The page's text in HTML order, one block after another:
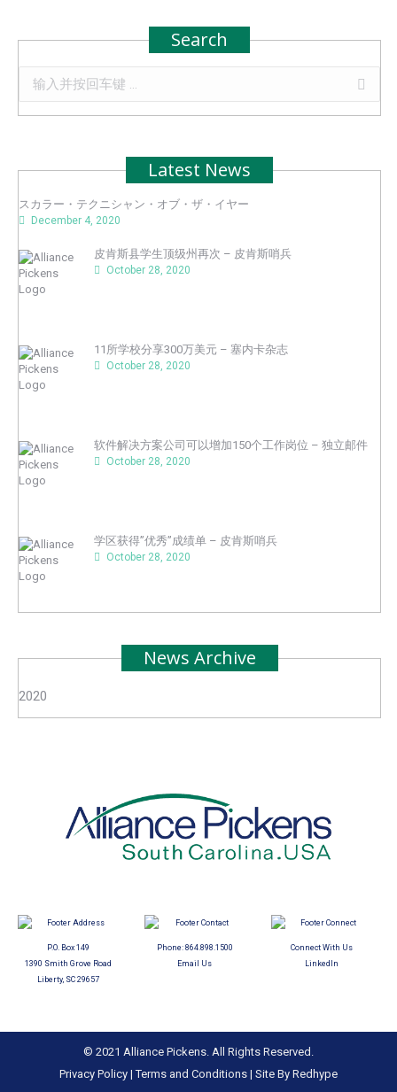
Search
Search:
Latest News
スカラー・テクニシャン・オブ・ザ・イヤー
December 4, 2020
皮肯斯县学生顶级州再次 – 皮肯斯哨兵
October 28, 2020
11所学校分享300万美元 – 塞内卡杂志
October 28, 2020
软件解决方案公司可以增加150个工作岗位 – 独立邮件
October 28, 2020
学区获得”优秀”成绩单 – 皮肯斯哨兵
October 28, 2020
News Archive
2020
P.O. Box 149
1390 Smith Grove Road
Liberty, SC 29657
Phone: 864.898.1500
Email Us
Connect With Us
LinkedIn
© 2021 Alliance Pickens. All Rights Reserved.
Privacy Policy |Terms and Conditions | Site By Redhype